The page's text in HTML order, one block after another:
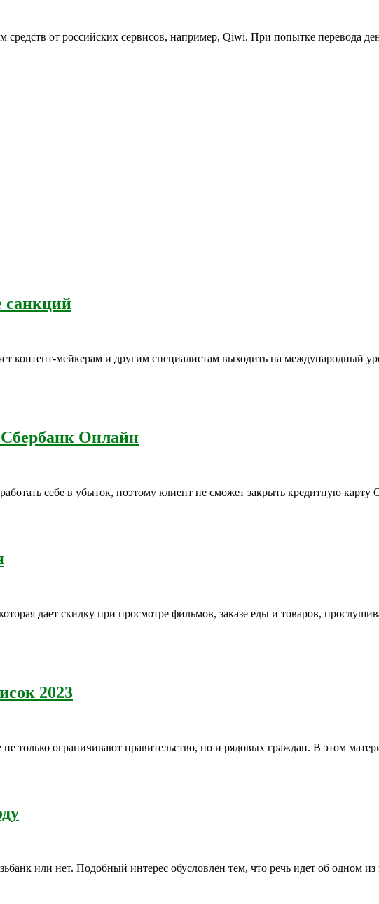
от российских сервисов, например, Qiwi. При попытке перевода
санкций
контент-мейкерам и другим специалистам выходить на международный
Онлайн
себе в убыток, поэтому клиент не сможет закрыть кредитную карту
дает скидку при просмотре фильмов, заказе еды и товаров,
2023
только ограничивают правительство, но и рядовых граждан. В этом
или нет. Подобный интерес обусловлен тем, что речь идет об одном